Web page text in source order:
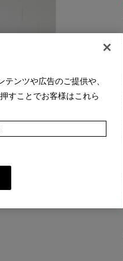
ンツや広告のご提供や、
すことでお客様はこれら